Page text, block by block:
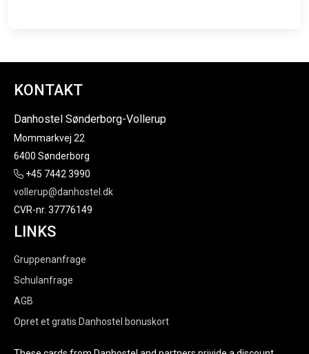
KONTAKT
Danhostel Sønderborg-Vollerup
Mommarkvej 22
6400 Sønderborg
+45 7442 3990
vollerup@danhostel.dk
CVR-nr. 37776149
LINKS
Gruppenanfrage
Schulanfrage
AGB
Opret et gratis Danhostel bonuskort